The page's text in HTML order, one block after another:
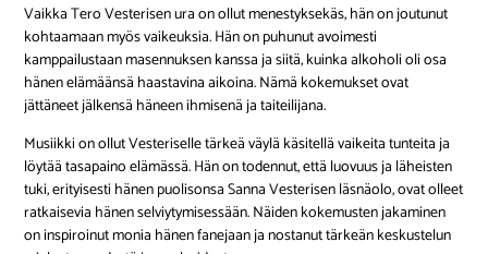
Vaikka Tero Vesterisen ura on ollut menestyksekäs, hän on joutunut
kohtaamaan myös vaikeuksia. Hän on puhunut avoimesti
kamppailustaan masennuksen kanssa ja siitä, kuinka alkoholi oli osa
hänen elämäänsä haastavina aikoina. Nämä kokemukset ovat
jättäneet jälkensä häneen ihmisenä ja taiteilijana.
Musiikki on ollut Vesteriselle tärkeä väylä käsitellä vaikeita tunteita ja
löytää tasapaino elämässä. Hän on todennut, että luovuus ja läheisten
tuki, erityisesti hänen puolisonsa Sanna Vesterisen läsnäolo, ovat olleet
ratkaisevia hänen selviytymisessään. Näiden kokemusten jakaminen
on inspiroinut monia hänen fanejaan ja nostanut tärkeän keskustelun